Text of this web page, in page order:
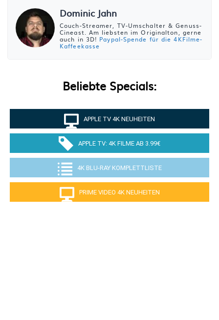
Dominic Jahn
Couch-Streamer, TV-Umschalter & Genuss-
Cineast. Am liebsten im Originalton, gerne
auch in 3D! Paypal-Spende für die 4KFilme-
Kaffeekasse
Beliebte Specials:
APPLE TV 4K NEUHEITEN
APPLE TV: 4K FILME AB 3.99€
4K BLU-RAY KOMPLETTLISTE
PRIME VIDEO 4K NEUHEITEN